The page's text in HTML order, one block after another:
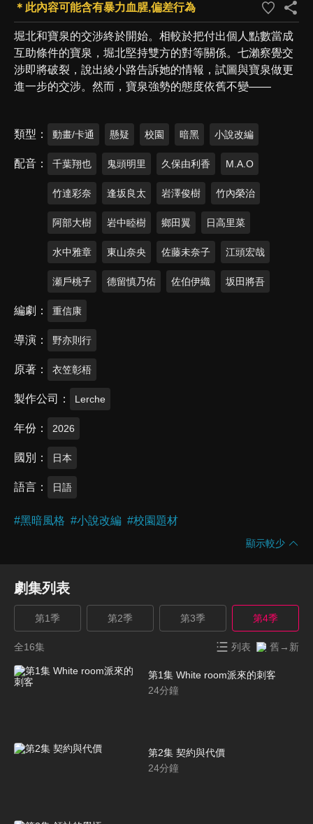
＊此內容可能含有暴力血腥,偏差行為
堀北和寶泉的交涉終於開始。相較於把付出個人點數當成
互助條件的寶泉，堀北堅持雙方的對等關係。七瀨察覺交
涉即將破裂，說出綾小路告訴她的情報，試圖與寶泉做更
進一步的交涉。然而，寶泉強勢的態度依舊不變——
類型 動畫/卡通 懸疑 校園 暗黑 小說改編
配音 千葉翔也 鬼頭明里 久保由利香 M.A.O
竹達彩奈 逢坂良太 岩澤俊樹 竹內榮治
阿部大樹 岩中睦樹 鄉田翼 日高里菜
水中雅章 東山奈央 佐藤未奈子 江頭宏哉
瀬戶桃子 德留慎乃佑 佐伯伊織 坂田將吾
編劇 重信康
導演 野亦則行
原著 衣笠彰梧
製作公司 Lerche
年份 2026
國別 日本
語言 日語
#黑暗風格 #小說改編 #校園題材
顯示較少
劇集列表
第1季 第2季 第3季 第4季
全16集 列表 舊→新
第1集 White room派來的刺客
24分鐘
第2集 契約與代價
24分鐘